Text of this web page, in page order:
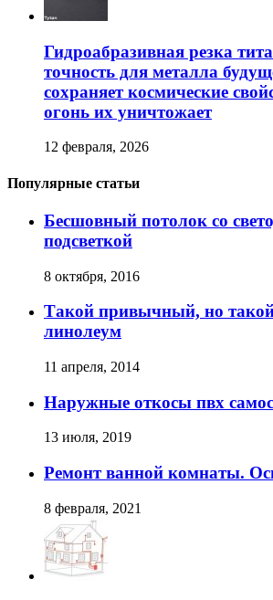
Гидроабразивная резка
точность для металла
сохраняет космические
огонь их уничтожает
12 февраля, 2026
Популярные статьи
Бесшовный потолок со
подсветкой
8 октября, 2016
Такой привычный, но
линолеум
11 апреля, 2014
Наружные откосы пвх
13 июля, 2019
Ремонт ванной комнаты.
8 февраля, 2021